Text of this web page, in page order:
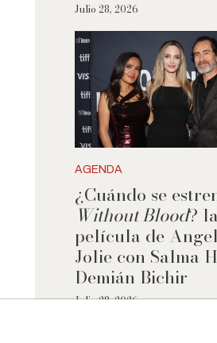
Julio 28, 2026
AGENDA
¿Cuándo se
Without Blood? la
película de
Jolie con Salma
Demián Bichir
Julio 28, 2026